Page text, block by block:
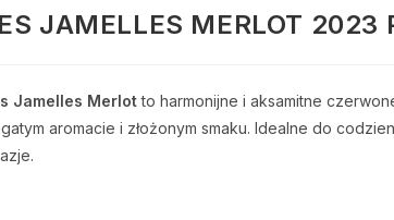
JAMELLES MERLOT 2023
Jamelles Merlotto harmonijne i aksamitne
aromacie i złożonym smaku. Idealne do